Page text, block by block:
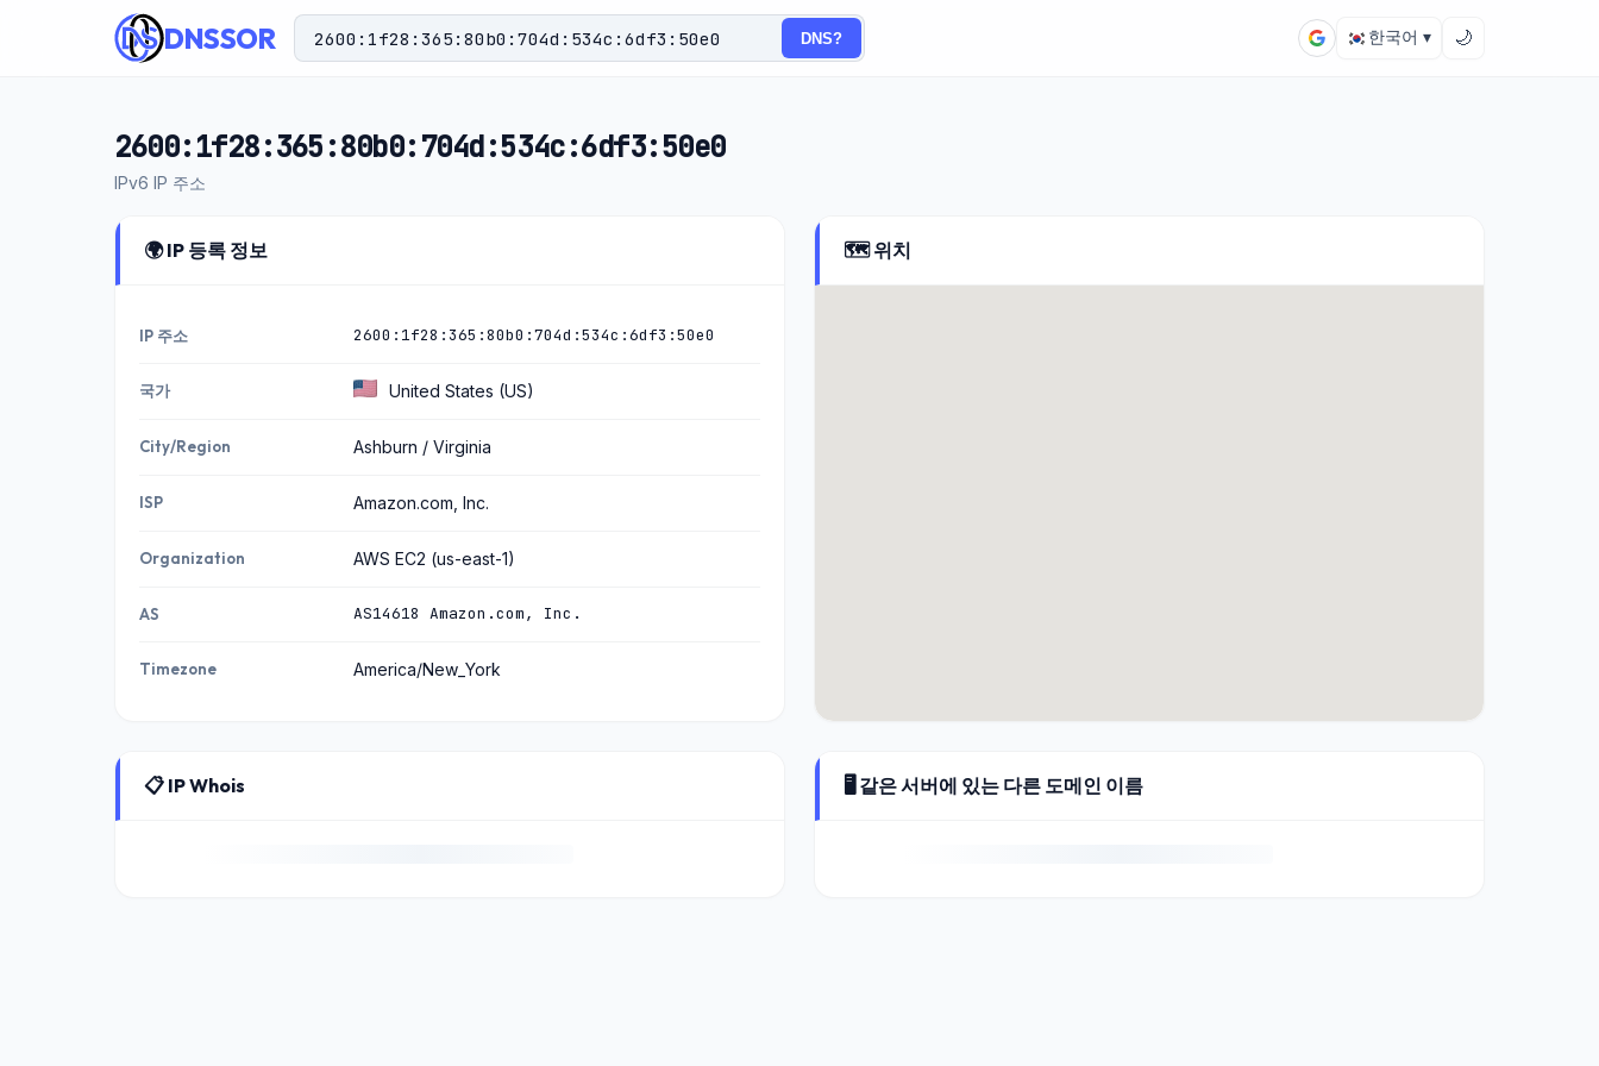
DNSSOR DNS? 한국어 ▾ 🌙
2600:1f28:365:80b0:704d:534c:6df3:50e0
IPv6 IP 주소
🌍 IP 등록 정보
IP 주소 2600:1f28:365:80b0:704d:534c:6df3:50e0
국가 United States (US)
City/Region Ashburn / Virginia
ISP Amazon.com, Inc.
Organization AWS EC2 (us-east-1)
AS AS14618 Amazon.com, Inc.
Timezone America/New_York
🗺️ 위치
📋 IP Whois 🖥️ 같은 서버에 있는 다른 도메인 이름